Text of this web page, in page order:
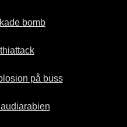
bomb
på buss